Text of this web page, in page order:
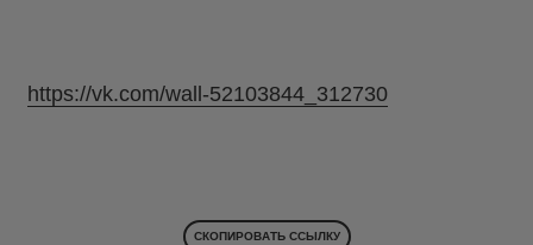
https://vk.com/wall-52103844_312730
СКОПИРОВАТЬ ССЫЛКУ